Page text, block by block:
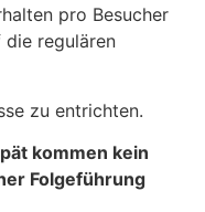
pro Besucher
die regulären
zu entrichten.
kommen kein
Folgeführung